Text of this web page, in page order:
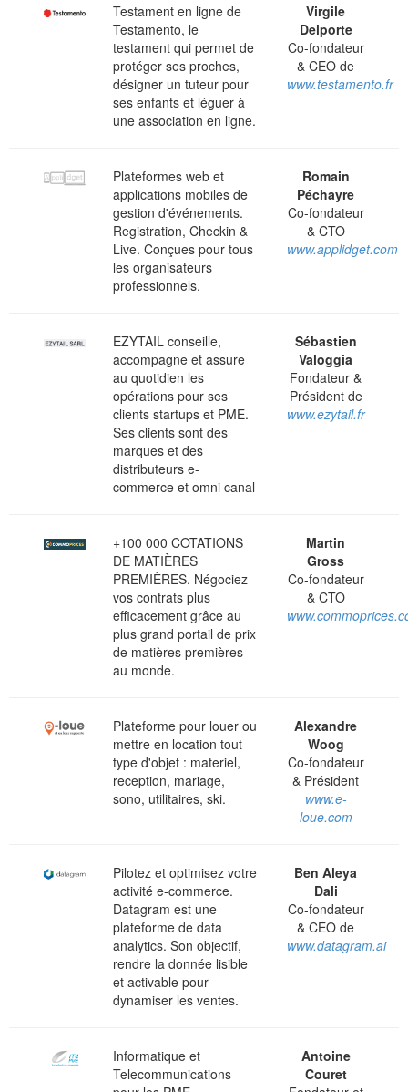
Testament en ligne de
Testamento, le
testament qui permet de
protéger ses proches,
désigner un tuteur pour
ses enfants et léguer à
une association en ligne.
Virgile
Delporte
Co-fondateur
& CEO de
www.testamento.fr
Plateformes web et
applications mobiles de
gestion d'événements.
Registration, Checkin &
Live. Conçues pour tous
les organisateurs
professionnels.
Romain
Péchayre
Co-fondateur
& CTO
www.applidget.com
EZYTAIL conseille,
accompagne et assure
au quotidien les
opérations pour ses
clients startups et PME.
Ses clients sont des
marques et des
distributeurs e-
commerce et omni canal
Sébastien
Valoggia
Fondateur &
Président de
www.ezytail.fr
+100 000 COTATIONS
DE MATIÈRES
PREMIÈRES. Négociez
vos contrats plus
efficacement grâce au
plus grand portail de prix
de matières premières
au monde.
Martin
Gross
Co-fondateur
& CTO
Plateforme pour louer ou
mettre en location tout
type d'objet : materiel,
reception, mariage,
sono, utilitaires, ski.
Alexandre
Woog
Co-fondateur
& Président
www.e-
loue.com
Pilotez et optimisez votre
activité e-commerce.
Datagram est une
plateforme de data
analytics. Son objectif,
rendre la donnée lisible
et activable pour
dynamiser les ventes.
Ben Aleya
Dali
Co-fondateur
& CEO de
www.datagram.ai
Informatique et
Telecommunications
Antoine
Couret